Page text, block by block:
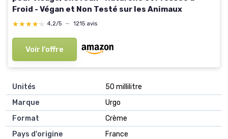
Froid - Végan et Non Testé sur les Animaux
★★★★★
★★★★★ 4,2/5 — 1215 avis
Voir l'offre
Unités
‎50 millilitre
Marque
‎Urgo
Format
‎Crème
Pays d'origine
‎France